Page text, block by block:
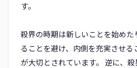
す。
殺界の時期は新しいことを始めた
ることを避け、内側を充実させる
が大切とされています。 逆に、